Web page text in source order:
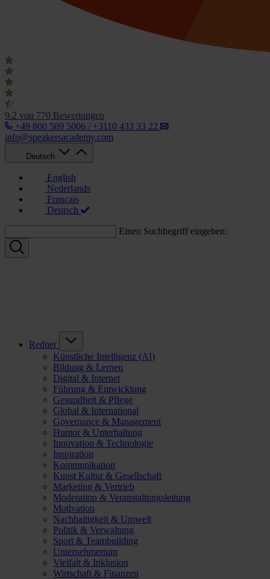
9.2 von 770 Bewertungen
+49 800 589 5006 / +3110 433 33 22
info@speakersacademy.com
Deutsch
English
Nederlands
Français
Deutsch
Einen Suchbegriff eingeben:
Redner
Künstliche Intelligenz (AI)
Bildung & Lernen
Digital & Internet
Führung & Entwicklung
Gesundheit & Pflege
Global & International
Governance & Management
Humor & Unterhaltung
Innovation & Technologie
Inspiration
Kommunikation
Kunst Kultur & Gesellschaft
Marketing & Vertrieb
Moderation & Veranstaltungsleitung
Motivation
Nachhaltigkeit & Umwelt
Politik & Verwaltung
Sport & Teambuilding
Unternehmertum
Vielfalt & Inklusion
Wirtschaft & Finanzen